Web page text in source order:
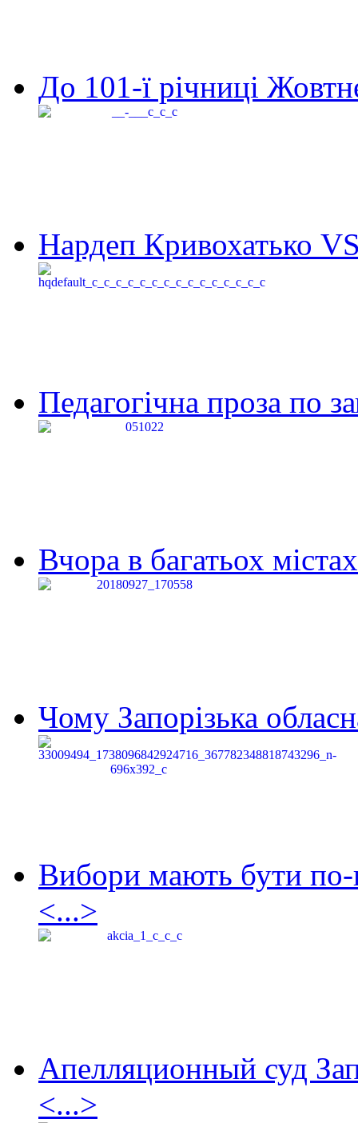
До 101-ї річниці
Нардеп Кривохатько
Педагогічна проза по
Вчора в багатьох
Чому Запорізька
Вибори мають бути по-
<...>
Апелляционный суд
<...>